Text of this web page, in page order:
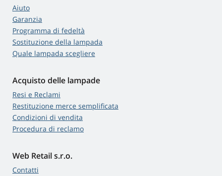
Aiuto
Garanzia
Programma di fedeltà
Sostituzione della lampada
Quale lampada scegliere
Acquisto delle lampade
Resi e Reclami
Restituzione merce semplificata
Condizioni di vendita
Procedura di reclamo
Web Retail s.r.o.
Contatti